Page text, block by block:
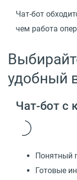
Чат-бот
чем работа
удобный
Чат-бот с
Понятный
Готовые